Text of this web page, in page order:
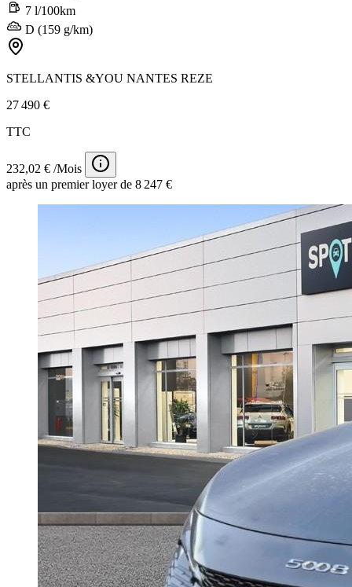
7 l/100km
D (159 g/km)
STELLANTIS &YOU NANTES REZE
27 490 €
TTC
232,02 € /Mois
après un premier loyer de 8 247 €